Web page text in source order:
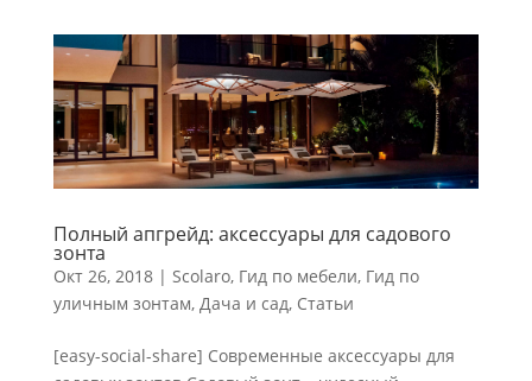
Полный апгрейд: аксессуары для садового
зонта
Окт 26, 2018| Scolaro, Гид по мебели, Гид по
уличным зонтам, Дача и сад, Статьи
[easy-social-share] Современные аксессуары для